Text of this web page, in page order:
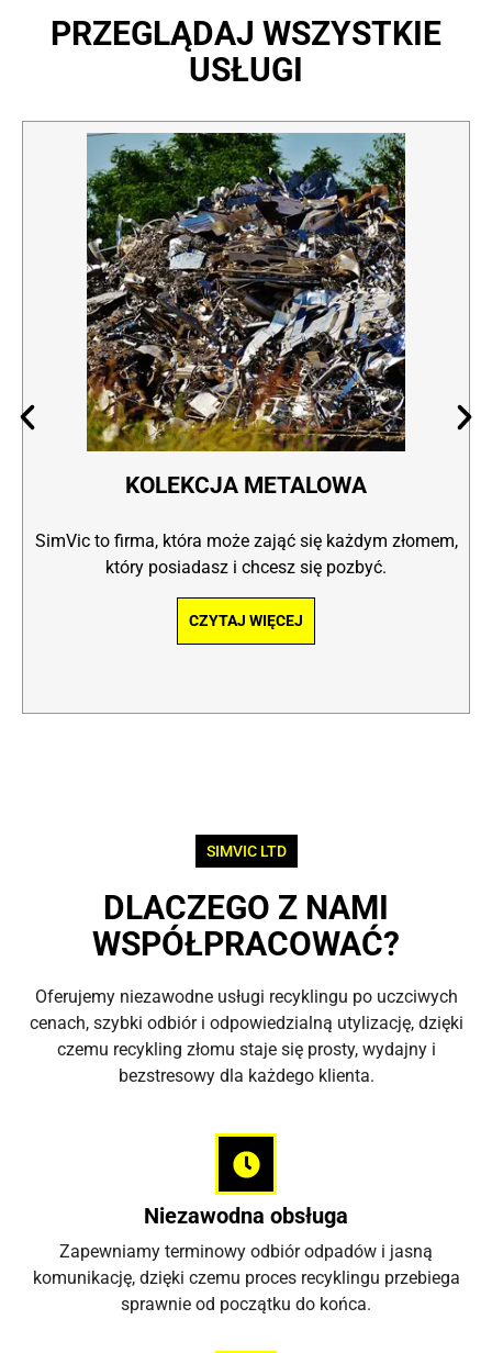
PRZEGLĄDAJ WSZYSTKIE
USŁUGI
KOLEKCJA METALOWA
SimVic to firma, która może zająć się każdym złomem,
który posiadasz i chcesz się pozbyć.
CZYTAJ WIĘCEJ
SIMVIC LTD
DLACZEGO Z NAMI
WSPÓŁPRACOWAĆ?
Oferujemy niezawodne usługi recyklingu po uczciwych
cenach, szybki odbiór i odpowiedzialną utylizację, dzięki
czemu recykling złomu staje się prosty, wydajny i
bezstresowy dla każdego klienta.
Niezawodna obsługa
Zapewniamy terminowy odbiór odpadów i jasną
komunikację, dzięki czemu proces recyklingu przebiega
sprawnie od początku do końca.